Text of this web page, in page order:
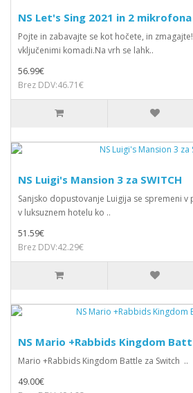
NS Let's Sing 2021 in 2
Pojte in zabavajte se kot hočete, in
vključenimi komadi.Na vrh se lahk..
56.99€
Brez DDV:46.71€
NS Luigi's Mansion 3 za SWITCH
Sanjsko dopustovanje Luigija se spremeni
v luksuznem hotelu ko ..
51.59€
Brez DDV:42.29€
NS Mario +Rabbids Kingdom
Mario +Rabbids Kingdom Battle za Switch ..
49.00€